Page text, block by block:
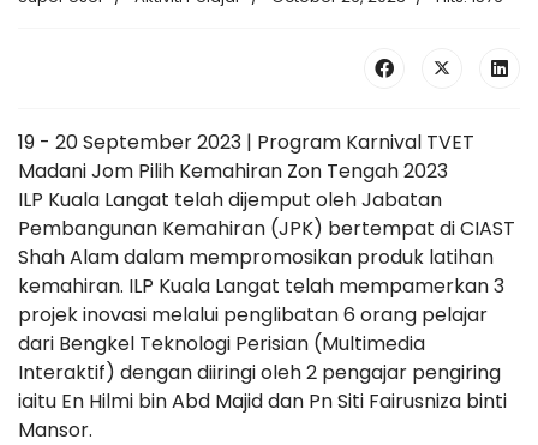
19 - 20 September 2023 | Program Karnival TVET
Madani Jom Pilih Kemahiran Zon Tengah 2023
ILP Kuala Langat telah dijemput oleh Jabatan
Pembangunan Kemahiran (JPK) bertempat di CIAST
Shah Alam dalam mempromosikan produk latihan
kemahiran. ILP Kuala Langat telah mempamerkan 3
projek inovasi melalui penglibatan 6 orang pelajar
dari Bengkel Teknologi Perisian (Multimedia
Interaktif) dengan diiringi oleh 2 pengajar pengiring
iaitu En Hilmi bin Abd Majid dan Pn Siti Fairusniza binti
Mansor.